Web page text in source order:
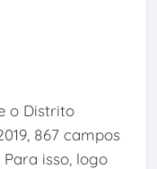
o Distrito
867 campos
isso, logo